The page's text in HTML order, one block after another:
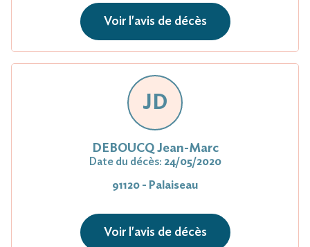
Voir l'avis de décès
JD
DEBOUCQ Jean-Marc
Date du décès: 24/05/2020
91120 - Palaiseau
Voir l'avis de décès